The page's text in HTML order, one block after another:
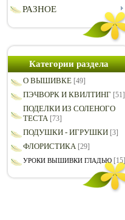
РАЗНОЕ
Категории раздела
О ВЫШИВКЕ [49]
ПЭЧВОРК И КВИЛТИНГ [51]
ПОДЕЛКИ ИЗ СОЛЕНОГО
ТЕСТА [73]
ПОДУШКИ - ИГРУШКИ [3]
ФЛОРИСТИКА [29]
УРОКИ ВЫШИВКИ ГЛАДЬЮ [15]